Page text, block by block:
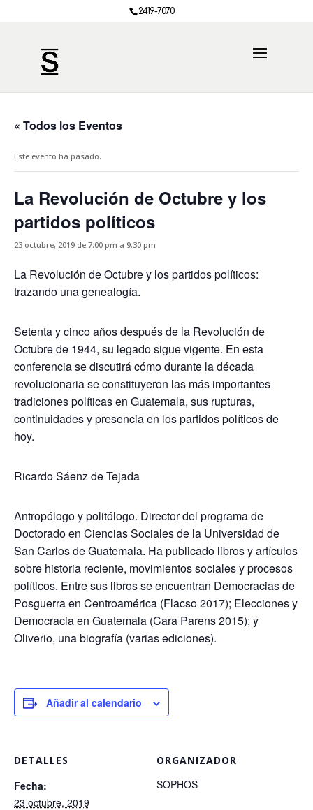
2419-7070
« Todos los Eventos
Este evento ha pasado.
La Revolución de Octubre y los
partidos políticos
23 octubre, 2019 de 7:00 pm a 9:30 pm
La Revolución de Octubre y los partidos políticos:
trazando una genealogía.
Setenta y cinco años después de la Revolución de
Octubre de 1944, su legado sigue vigente. En esta
conferencia se discutirá cómo durante la década
revolucionaria se constituyeron las más importantes
tradiciones políticas en Guatemala, sus rupturas,
continuidades y presencia en los partidos políticos de
hoy.
Ricardo Sáenz de Tejada
Antropólogo y politólogo. Director del programa de
Doctorado en Ciencias Sociales de la Universidad de
San Carlos de Guatemala. Ha publicado libros y artículos
sobre historia reciente, movimientos sociales y procesos
políticos. Entre sus libros se encuentran Democracias de
Posguerra en Centroamérica (Flacso 2017); Elecciones y
Democracia en Guatemala (Cara Parens 2015); y
Oliverio, una biografía (varias ediciones).
Añadir al calendario
DETALLES
Fecha:
23 octubre, 2019
ORGANIZADOR
SOPHOS